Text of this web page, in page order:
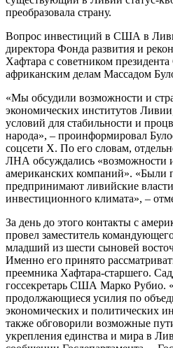
преобразовала страну.
Вопрос инвестиций в США в
директора Фонда развития и
Хафтара с советником
африканским делам Массадом
«Мы обсудили возможности и
экономических институтов
условий для стабильности и
народа», – проинформировал
соцсети X. По его словам,
ЛНА обсуждались «возможности
американских компаний». «Были
предпринимают ливийские
инвестиционного климата», –
За день до этого контакты с
провел заместитель
младший из шести сыновей
Именно его принято
преемника Хафтара-старшего.
госсекретарь США Марко Рубио.
продолжающиеся усилия по
экономических и политических
также обговорили возможные
укрепления единства и мира в